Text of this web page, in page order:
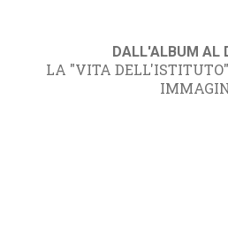
DALL'ALBUM AL
LA "VITA